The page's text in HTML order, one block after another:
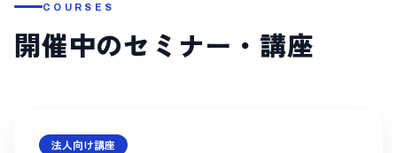
COURSES
開催中のセミナー・講座
法人向け講座